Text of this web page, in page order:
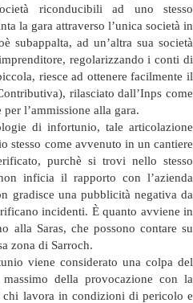
riconducibili ad uno stesso
la gara attraverso l’unica società in
subappalta, ad un’altra sua società
regolarizzando i conti di
riesce ad ottenere facilmente il
rilasciato dall’Inps come
l’ammissione alla gara.
di infortunio, tale articolazione
stesso come avvenuto in un cantiere
purchè si trovi nello stesso
inficia il rapporto con l’azienda
gradisce una pubblicità negativa da
incidenti. È quanto avviene in
alla Saras, che possono contare su
zona di Sarroch.
viene considerato una colpa del
della provocazione con la
lavora in condizioni di pericolo e